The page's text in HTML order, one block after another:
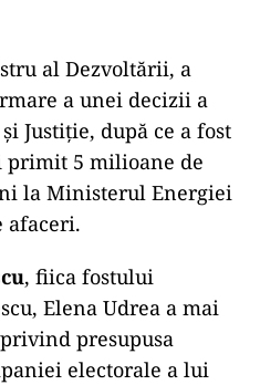
al Dezvoltării, a
a unei decizii a
Justiție, după ce a fost
primit 5 milioane de
la Ministerul Energiei
afaceri.
, fiica fostului
Elena Udrea a mai
presupusa
electorale a lui